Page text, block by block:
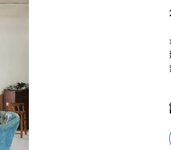
まの声
ルスペースでの運用におすすめ
ンタルスペースの売上アップ策、集客
ラブルが少ないレンタルスペースの鍵の
タルスペースの事業化、運営で気を付